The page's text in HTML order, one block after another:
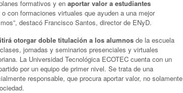
formativos y en aportar valor a estudiantes
con formaciones virtuales que ayuden a una mejor
destacó Francisco Santos, director de ENyD.
otorgar doble titulación a los alumnos de la escuela
jornadas y seminarios presenciales y virtuales
La Universidad Tecnológica ECOTEC cuenta con un
por un equipo de primer nivel. Se trata de una
responsable, que procura aportar valor, no solamente